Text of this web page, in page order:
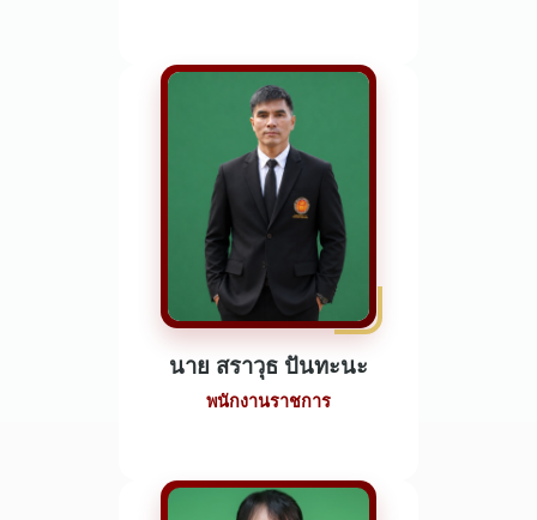
นาย สราวุธ ปันทะนะ
พนักงานราชการ